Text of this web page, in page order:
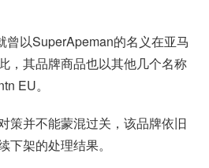
曾以SuperApeman的名义在亚马
，其品牌商品也以其他几个名称
EU。
策并不能蒙混过关，该品牌依旧
下架的处理结果。